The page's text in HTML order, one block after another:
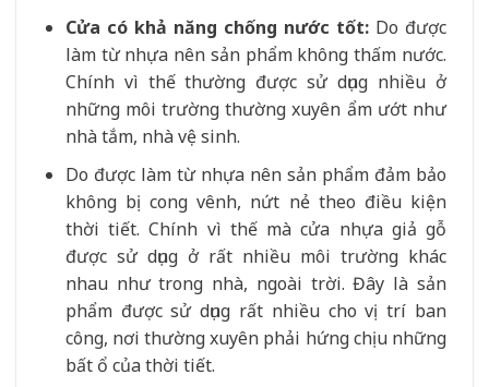
Cửa có khả năng chống nước tốt:Do được
làm từ nhựa nên sản phẩm không thấm nước.
Chính vì thế thường được sử dụng nhiều ở
những môi trường thường xuyên ẩm ướt như
nhà tắm, nhà vệ sinh.
Do được làm từ nhựa nên sản phẩm đảm bảo
không bị cong vênh, nứt nẻ theo điều kiện
thời tiết. Chính vì thế mà cửa nhựa giả gỗ
được sử dụng ở rất nhiều môi trường khác
nhau như trong nhà, ngoài trời. Đây là sản
phẩm được sử dụng rất nhiều cho vị trí ban
công, nơi thường xuyên phải hứng chịu những
bất ổ của thời tiết.